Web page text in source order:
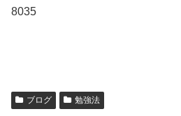
8035
ブログ 勉強法